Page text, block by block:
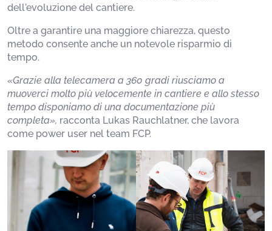
dell'evoluzione del cantiere.
Oltre a garantire una maggiore chiarezza, questo
metodo consente anche un notevole risparmio di
tempo.
«Grazie alla telecamera a 360 gradi riusciamo a
muoverci molto più velocemente in cantiere e allo stesso
tempo disponiamo di una documentazione più
completa», racconta Lukas Rauchlatner, che lavora
come power user nel team FCP.